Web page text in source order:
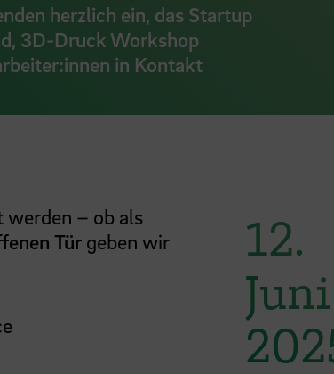
herzlich ein, das Startup
3D-Druck Workshop
in Kontakt
werden – ob als
Tür geben wir
12.
Juni